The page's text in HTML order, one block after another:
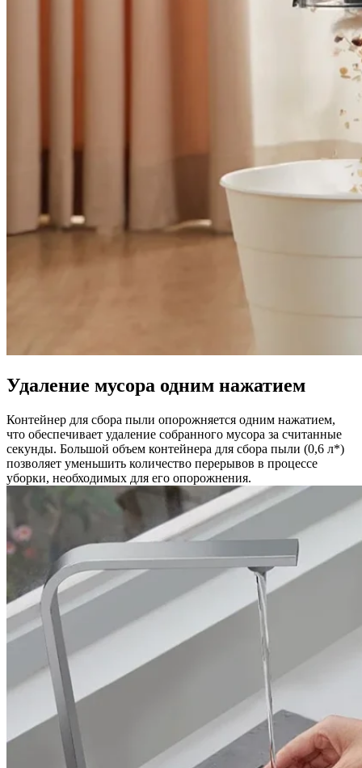
Удаление мусора одним нажатием
Контейнер для сбора пыли опорожняется одним нажатием,
что обеспечивает удаление собранного мусора за считанные
секунды. Большой объем контейнера для сбора пыли (0,6 л*)
позволяет уменьшить количество перерывов в процессе
уборки, необходимых для его опорожнения.